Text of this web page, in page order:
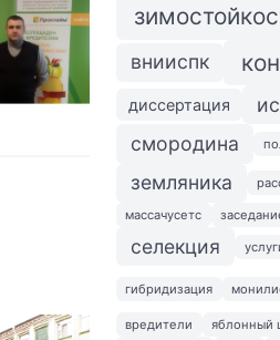
внииспк
диссертация
смородина
земляника
массачусетс
селекция
гибридизация
вредители яблонный